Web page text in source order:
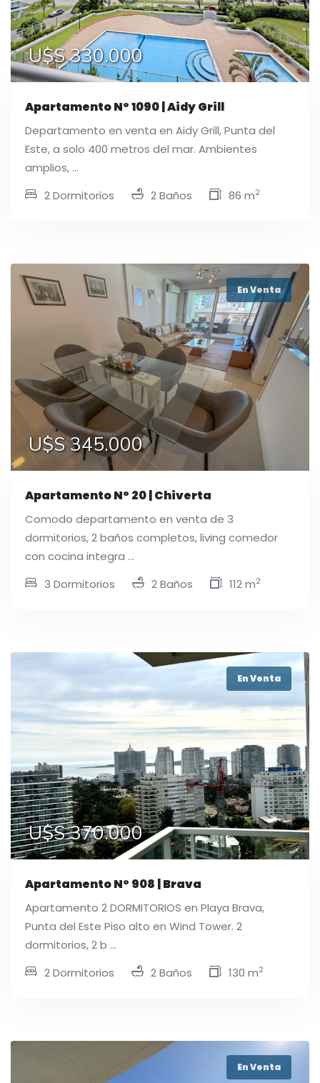
U$S 330.000
Apartamento N° 1090 | Aidy Grill
Departamento en venta en Aidy Grill, Punta del
Este, a solo 400 metros del mar. Ambientes
amplios, ...
2 Dormitorios
2 Baños 86 m2
En Venta
U$S 345.000
Apartamento N° 20 | Chiverta
Comodo departamento en venta de 3
dormitorios, 2 baños completos, living comedor
con cocina integra ...
3 Dormitorios
2 Baños 112 m2
En Venta
U$S 370.000
Apartamento N° 908 | Brava
Apartamento 2 DORMITORIOS en Playa Brava,
Punta del Este Piso alto en Wind Tower. 2
dormitorios, 2 b ...
2 Dormitorios
2 Baños 130 m2
En Venta